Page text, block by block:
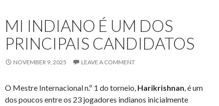
MI INDIANO É UM DOS
PRINCIPAIS CANDIDATOS
NOVEMBER 9, 2025 LEAVE A COMMENT
O Mestre Internacional n.º 1 do torneio, Harikrishnan, é um
dos poucos entre os 23 jogadores indianos inicialmente